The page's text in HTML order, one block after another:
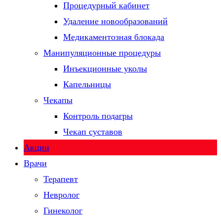
Процедурный кабинет
Удаление новообразований
Медикаментозная блокада
Манипуляционные процедуры
Инъекционные уколы
Капельницы
Чекапы
Контроль подагры
Чекап суставов
Акции
Врачи
Терапевт
Невролог
Гинеколог